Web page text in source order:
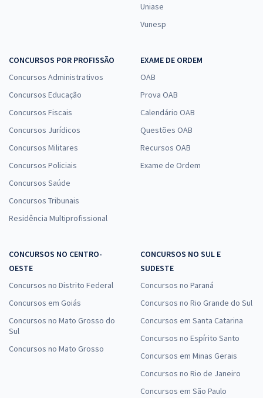
Uniase
Vunesp
CONCURSOS POR PROFISSÃO
Concursos Administrativos
Concursos Educação
Concursos Fiscais
Concursos Jurídicos
Concursos Militares
Concursos Policiais
Concursos Saúde
Concursos Tribunais
Residência Multiprofissional
EXAME DE ORDEM
OAB
Prova OAB
Calendário OAB
Questões OAB
Recursos OAB
Exame de Ordem
CONCURSOS NO CENTRO-
OESTE
Concursos no Distrito Federal
Concursos em Goiás
Concursos no Mato Grosso do
Sul
Concursos no Mato Grosso
CONCURSOS NO SUL E
SUDESTE
Concursos no Paraná
Concursos no Rio Grande do Sul
Concursos em Santa Catarina
Concursos no Espírito Santo
Concursos em Minas Gerais
Concursos no Rio de Janeiro
Concursos em São Paulo